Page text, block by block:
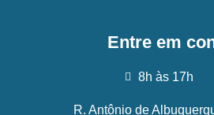
Entre em
8h às 17h
R. Antônio de